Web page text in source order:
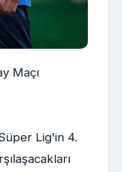
Maçı
Lig'in 4.